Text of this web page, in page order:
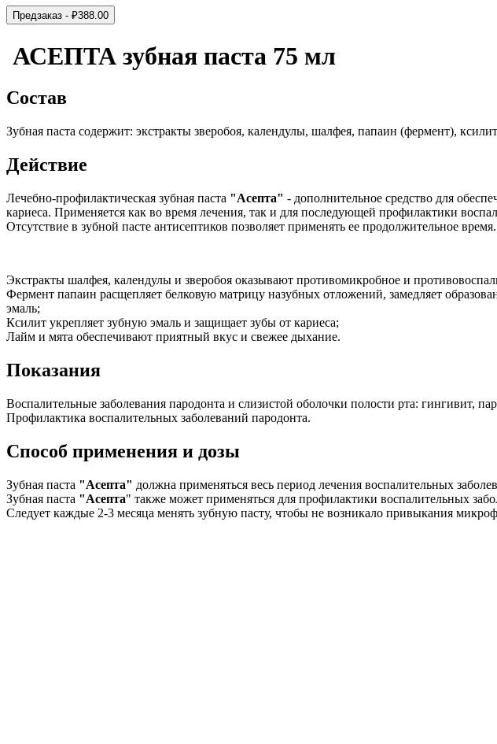
Предзаказ - ₽388.00
АСЕПТА зубная паста 75 мл
Состав
Зубная паста содержит: экстракты зверобоя, календулы, шалфея, папаин (фермент),
Действие
Лечебно-профилактическая зубная паста "Асепта" - дополнительное средство для
кариеса. Применяется как во время лечения, так и для последующей профилактики
Отсутствие в зубной пасте антисептиков позволяет применять ее продолжительное время.
Экстракты шалфея, календулы и зверобоя оказывают противомикробное и
Фермент папаин расщепляет белковую матрицу назубных отложений, замедляет
эмаль;
Ксилит укрепляет зубную эмаль и защищает зубы от кариеса;
Лайм и мята обеспечивают приятный вкус и свежее дыхание.
Показания
Воспалительные заболевания пародонта и слизистой оболочки полости рта: гингивит,
Профилактика воспалительных заболеваний пародонта.
Способ применения и дозы
Зубная паста "Асепта" должна применяться весь период лечения воспалительных
Зубная паста "Асепта" также может применяться для профилактики воспалительных
Следует каждые 2-3 месяца менять зубную пасту, чтобы не возникало привыкания